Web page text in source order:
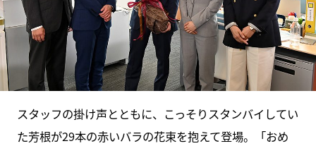
スタッフの掛け声とともに、こっそりスタンバイしてい
た芳根が29本の赤いバラの花束を抱えて登場。「おめ